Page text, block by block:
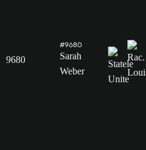
9680
#9680
Sarah
Weber